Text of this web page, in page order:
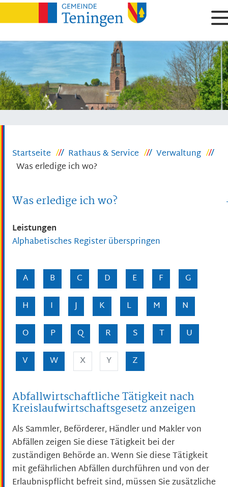
Startseite Rathaus & Service
Verwaltung
Was erledige ich wo?
Was erledige ich wo?
Leistungen
Alphabetisches Register überspringen
A B C D E F
G
H
I J K L M
N
O
P Q R S T
U
V
W X Y Z
Abfallwirtschaftliche Tätigkeit nach
Kreislaufwirtschaftsgesetz anzeigen
Als Sammler, Beförderer, Händler und Makler von
Abfällen zeigen Sie diese Tätigkeit bei der
zuständigen Behörde an. Wenn Sie diese Tätigkeit
mit gefährlichen Abfällen durchführen und von der
Erlaubnispflicht befreit sind, müssen Sie zusätzliche